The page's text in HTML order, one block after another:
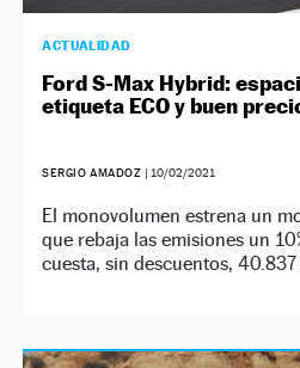
ACTUALIDAD
Ford S-Max Hybrid:
etiqueta ECO y buen
SERGIO AMADOZ | 10/02/2021
El monovolumen estrena un
que rebaja las emisiones un
cuesta, sin descuentos, 40.837